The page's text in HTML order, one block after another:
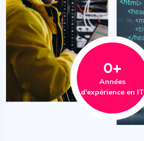
0+
Années
d'expérience en IT